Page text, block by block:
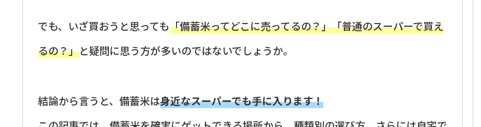
でも、いざ買おうと思っても「備蓄米ってどこに売ってるの？」「普通のスーパーで買え
るの？」と疑問に思う方が多いのではないでしょうか。
結論から言うと、備蓄米は身近なスーパーでも手に入ります！